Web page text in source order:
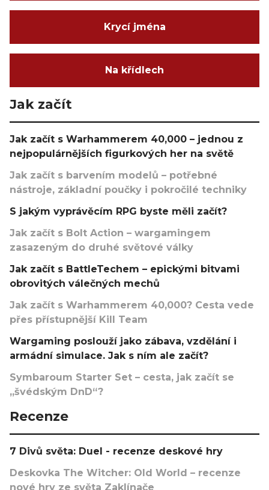
Krycí jména
Na křídlech
Jak začít
Jak začít s Warhammerem 40,000 – jednou z
nejpopulárnějších figurkových her na světě
Jak začít s barvením modelů – potřebné
nástroje, základní poučky i pokročilé techniky
S jakým vyprávěcím RPG byste měli začít?
Jak začít s Bolt Action – wargamingem
zasazeným do druhé světové války
Jak začít s BattleTechem – epickými bitvami
obrovitých válečných mechů
Jak začít s Warhammerem 40,000? Cesta vede
přes přístupnější Kill Team
Wargaming poslouží jako zábava, vzdělání i
armádní simulace. Jak s ním ale začít?
Symbaroum Starter Set – cesta, jak začít se
„švédským DnD“?
Recenze
7 Divů světa: Duel - recenze deskové hry
Deskovka The Witcher: Old World – recenze
nové hry ze světa Zaklínače